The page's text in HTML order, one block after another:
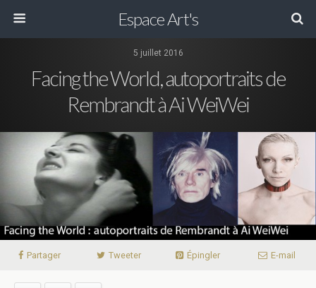
Espace Art's
5 juillet 2016
Facing the World, autoportraits de
Rembrandt à Ai WeiWei
Partager Tweeter Épingler E-mail